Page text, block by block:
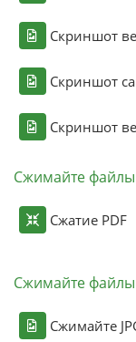
Скриншот
Скриншот
Скриншот
Сжимайте
Сжатие PDF
Сжимайте
Сжимайте